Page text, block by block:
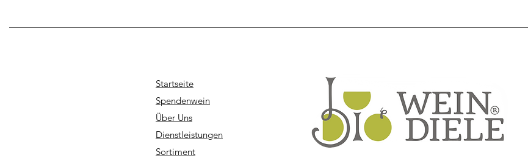
Startseite
Spendenwein
Über Uns
Dienstleistungen
Sortiment